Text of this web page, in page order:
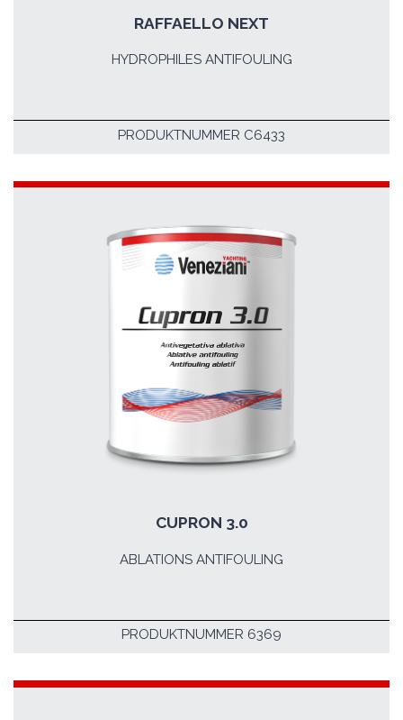
RAFFAELLO NEXT
HYDROPHILES ANTIFOULING
PRODUKTNUMMER C6433
CUPRON 3.0
ABLATIONS ANTIFOULING
PRODUKTNUMMER 6369